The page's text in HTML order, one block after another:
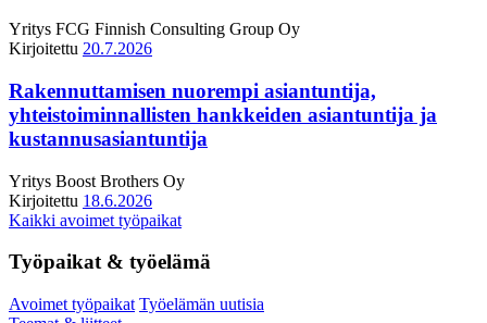
Yritys FCG Finnish Consulting Group Oy
Kirjoitettu 20.7.2026
Rakennuttamisen nuorempi asiantuntija,
yhteistoiminnallisten hankkeiden asiantuntija ja
kustannusasiantuntija
Yritys Boost Brothers Oy
Kirjoitettu 18.6.2026
Kaikki avoimet työpaikat
Työpaikat & työelämä
Avoimet työpaikat Työelämän uutisia